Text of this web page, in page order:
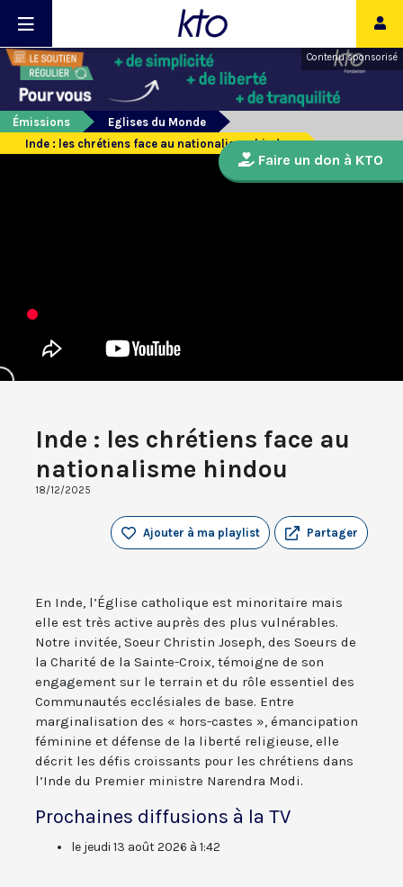
Contenu sponsorisé
Émissions
Eglises du Monde
Inde : les chrétiens face au nationalisme hindou
Inde : les chrétiens face au
nationalisme hindou
18/12/2025
Partager
Ajouter à ma playlist
En Inde, l’Église catholique est minoritaire mais
elle est très active auprès des plus vulnérables.
Notre invitée, Soeur Christin Joseph, des Soeurs de
la Charité de la Sainte-Croix, témoigne de son
engagement sur le terrain et du rôle essentiel des
Communautés ecclésiales de base. Entre
marginalisation des « hors-castes », émancipation
féminine et défense de la liberté religieuse, elle
décrit les défis croissants pour les chrétiens dans
l’Inde du Premier ministre Narendra Modi.
Prochaines diffusions à la TV
le jeudi 13 août 2026 à 1:42
Faire un don à KTO